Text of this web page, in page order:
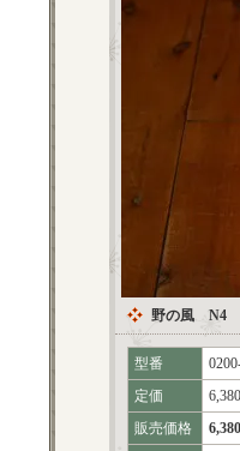
野の風 N4
型番
定価
販売価格